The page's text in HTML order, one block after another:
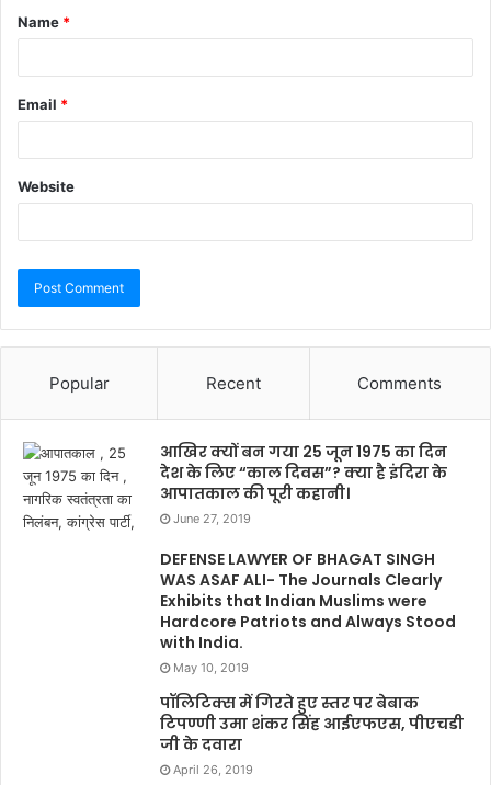
Name *
Email *
Website
Popular Recent Comments
आखिर क्यों बन गया 25 जून 1975 का दिन
देश के लिए “काल दिवस”? क्या है इंदिरा के
आपातकाल की पूरी कहानी।
June 27, 2019
DEFENSE LAWYER OF BHAGAT SINGH
WAS ASAF ALI- The Journals Clearly
Exhibits that Indian Muslims were
Hardcore Patriots and Always Stood
with India.
May 10, 2019
पॉलिटिक्स में गिरते हुए स्तर पर बेबाक
टिपण्णी उमा शंकर सिंह आईएफएस, पीएचडी
जी के दवारा
April 26, 2019